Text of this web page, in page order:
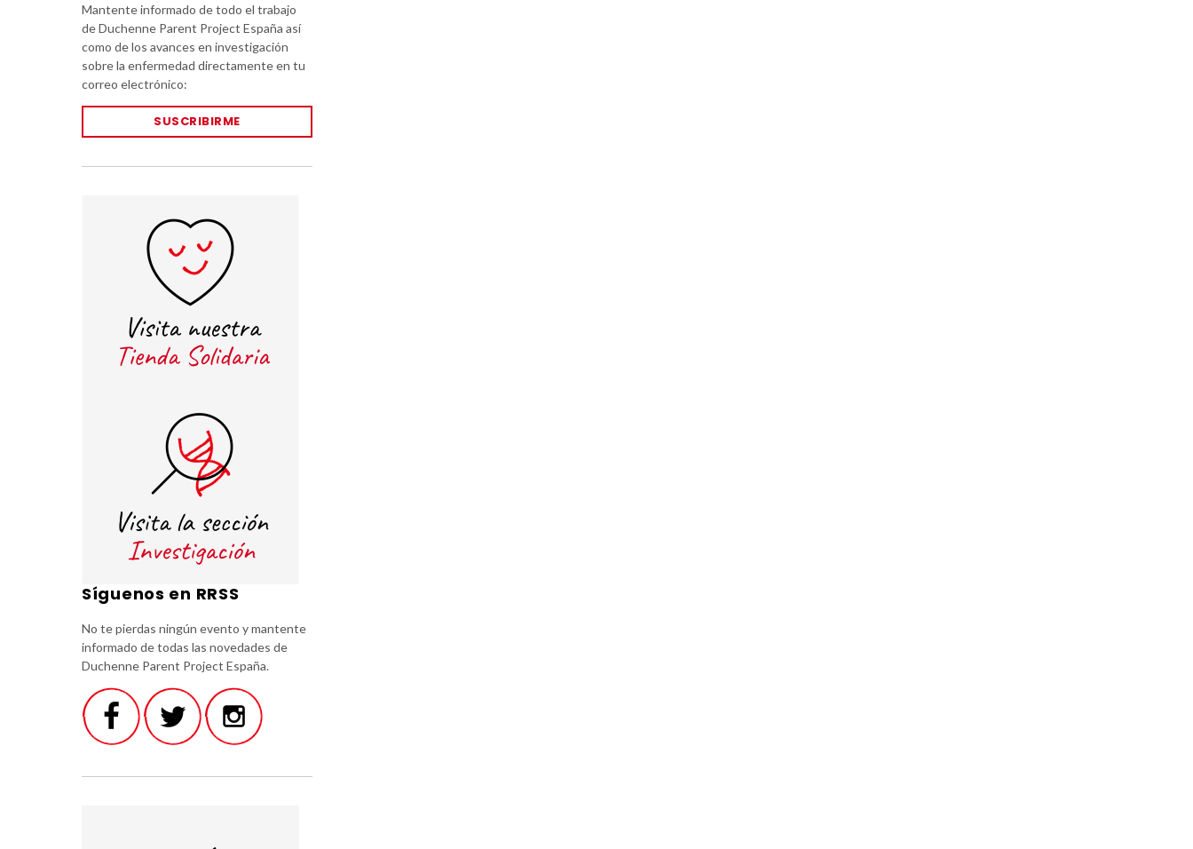
Mantente informado de todo el trabajo
de Duchenne Parent Project España así
como de los avances en investigación
sobre la enfermedad directamente en tu
correo electrónico:
SUSCRIBIRME
Síguenos en RRSS
No te pierdas ningún evento y mantente
informado de todas las novedades de
Duchenne Parent Project España.